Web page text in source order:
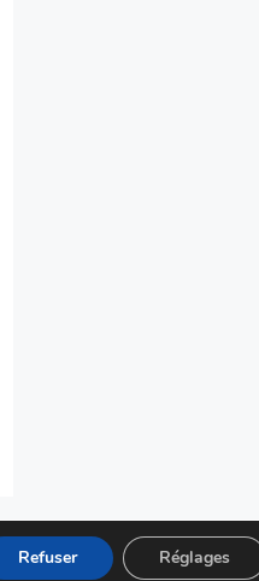
Refuser Réglages